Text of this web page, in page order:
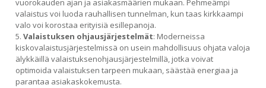
vuorokauden ajan ja asiakasmäärien mukaan. Pehmeämpi
valaistus voi luoda rauhallisen tunnelman, kun taas kirkkaampi
valo voi korostaa erityisiä esillepanoja.
Valaistuksen ohjausjärjestelmät: Moderneissa
kiskovalaistusjärjestelmissä on usein mahdollisuus ohjata valoja
älykkäillä valaistuksenohjausjärjestelmillä, jotka voivat
optimoida valaistuksen tarpeen mukaan, säästää energiaa ja
parantaa asiakaskokemusta.